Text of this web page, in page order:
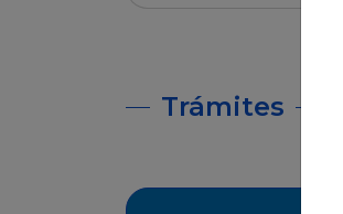
Trámites